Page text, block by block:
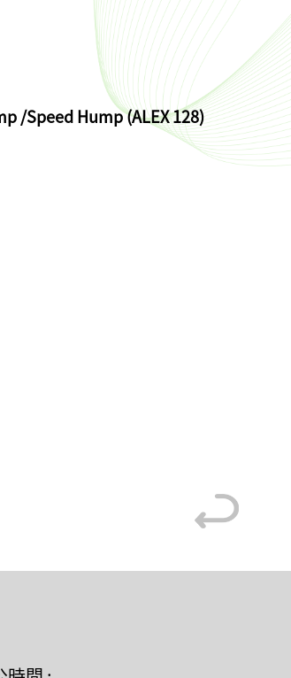
/Speed Hump (ALEX 128)